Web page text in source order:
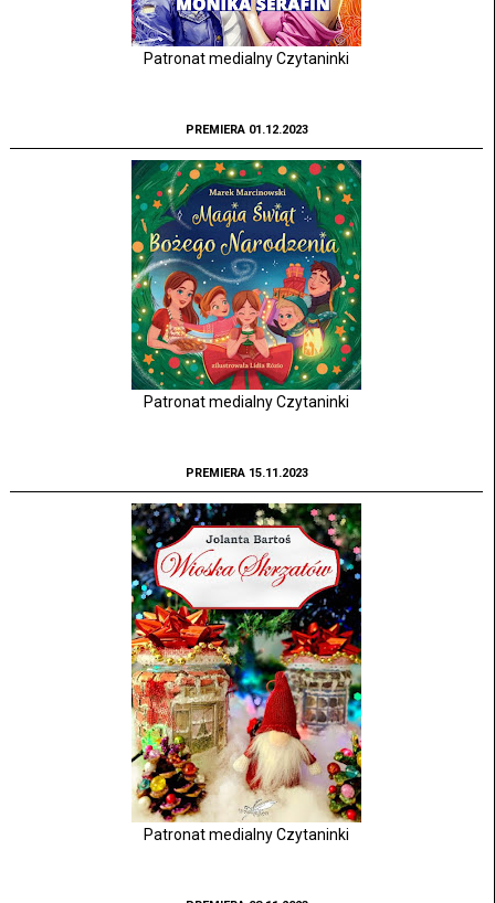
Patronat medialny Czytaninki
PREMIERA 01.12.2023
Patronat medialny Czytaninki
PREMIERA 15.11.2023
Patronat medialny Czytaninki